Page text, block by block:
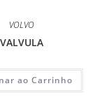
VOLVO
VALVULA
ao Carrinho